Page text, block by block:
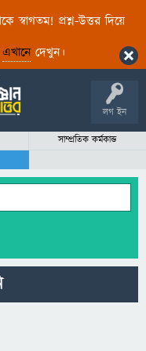
স্বাগতম! প্রশ্ন-উত্তর দিয়ে
এখানেদেখুন।
লগ ইন
সাম্প্রতিক কর্মকান্ড